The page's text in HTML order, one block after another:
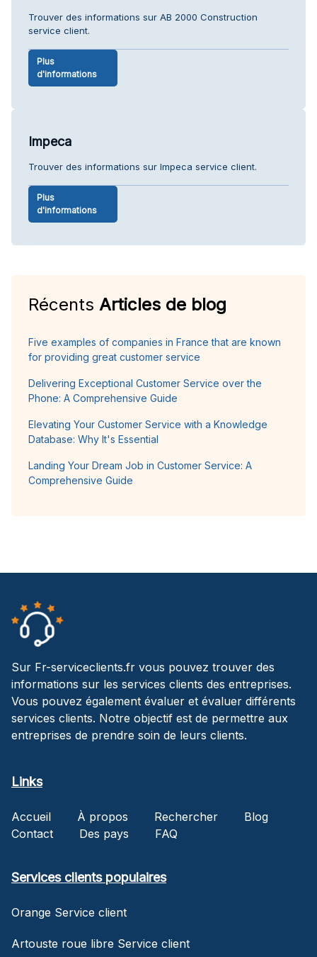
Trouver des informations sur AB 2000 Construction
service client.
Plus
d'informations
Impeca
Trouver des informations sur Impeca service client.
Plus
d'informations
Récents Articles de blog
Five examples of companies in France that are known
for providing great customer service
Delivering Exceptional Customer Service over the
Phone: A Comprehensive Guide
Elevating Your Customer Service with a Knowledge
Database: Why It's Essential
Landing Your Dream Job in Customer Service: A
Comprehensive Guide
Sur Fr-serviceclients.fr vous pouvez trouver des
informations sur les services clients des entreprises.
Vous pouvez également évaluer et évaluer différents
services clients. Notre objectif est de permettre aux
entreprises de prendre soin de leurs clients.
Links
Accueil À propos Rechercher
Blog
Contact
Des pays FAQ
Services clients populaires
Orange Service client
Artouste roue libre Service client